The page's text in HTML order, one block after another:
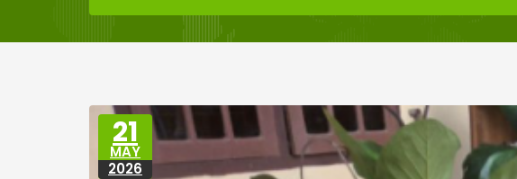
21
MAY
2026